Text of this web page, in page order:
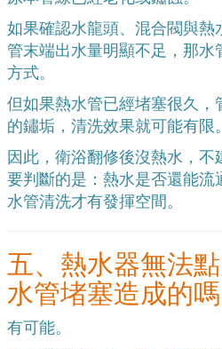
如果確認水龍頭、混合閥與熱
管末端出水量明顯不足，那水
方式。
但如果熱水管已經堵塞很久，
的鏽垢，清洗效果就可能有限。
因此，衛浴翻修後沒熱水，
要判斷的是：熱水是否還能流
水管清洗才有發揮空間。
五、熱水器無法
水管堵塞造成的嗎
有可能。